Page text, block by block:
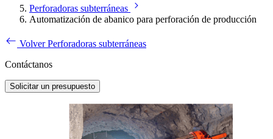
Perforadoras subterráneas
Automatización de abanico para perforación de producción
Volver Perforadoras subterráneas
Contáctanos
Solicitar un presupuesto